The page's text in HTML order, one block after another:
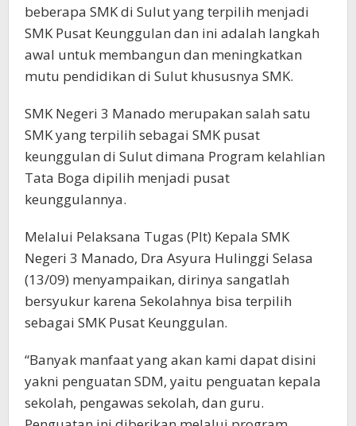
beberapa SMK di Sulut yang terpilih menjadi
SMK Pusat Keunggulan dan ini adalah langkah
awal untuk membangun dan meningkatkan
mutu pendidikan di Sulut khususnya SMK.
SMK Negeri 3 Manado merupakan salah satu
SMK yang terpilih sebagai SMK pusat
keunggulan di Sulut dimana Program kelahlian
Tata Boga dipilih menjadi pusat
keunggulannya.
Melalui Pelaksana Tugas (Plt) Kepala SMK
Negeri 3 Manado, Dra Asyura Hulinggi Selasa
(13/09) menyampaikan, dirinya sangatlah
bersyukur karena Sekolahnya bisa terpilih
sebagai SMK Pusat Keunggulan.
“Banyak manfaat yang akan kami dapat disini
yakni penguatan SDM, yaitu penguatan kepala
sekolah, pengawas sekolah, dan guru.